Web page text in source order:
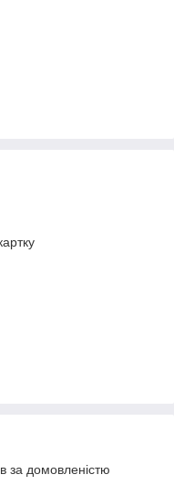
за домовленістю